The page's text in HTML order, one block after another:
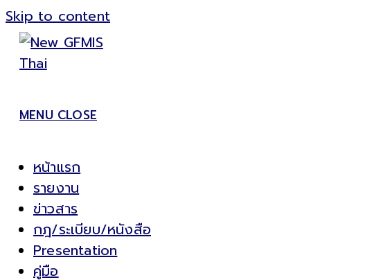
Skip to content
MENU CLOSE
หน้าแรก
รายงาน
ข่าวสาร
กฎ/ระเบียบ/หนังสือ
Presentation
คู่มือ